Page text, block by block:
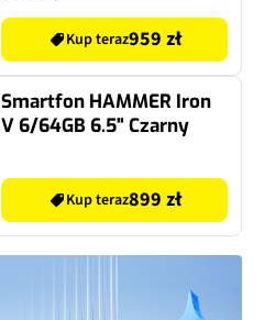
Kup teraz959 zł
Smartfon HAMMER Iron
V 6/64GB 6.5" Czarny
Kup teraz899 zł